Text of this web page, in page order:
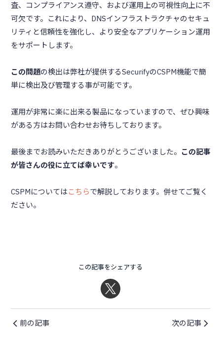
査、コンプライアンス遵守、および運用上の可視性向上に不
可欠です。これにより、DNSインフラストラクチャのセキュ
リティと信頼性を強化し、より安全なアプリケーション運用
をサポートします。
この問題の検出は弊社が提供するSecurifyのCSPM機能で簡
単に検出及び管理する事が可能です。
運用が非常に楽に出来る製品になっていますので、ぜひ興味
がある方はお問い合わせお待ちしております。
最後までお読みいただきありがとうございました。 この記事
が皆さんの役に立てば幸いです。
CSPMについては こちらで解説しております。併せてご覧く
ださい。
この記事をシェアする
前の記事 次の記事